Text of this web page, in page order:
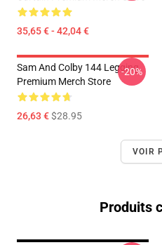
35,65 € - 42,04 €
Sam And Colby 144 Legging
Premium Merch Store
26,63 €$28.95
-20%
VOIR
Produits